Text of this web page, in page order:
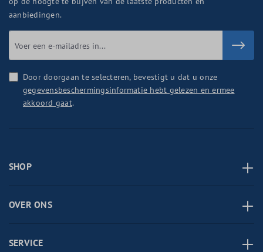
aanbiedingen.
Door doorgaan te selecteren, bevestigt u dat u onze
gegevensbeschermingsinformatie hebt gelezen en ermee
akkoord gaat.
SHOP
OVER ONS
SERVICE